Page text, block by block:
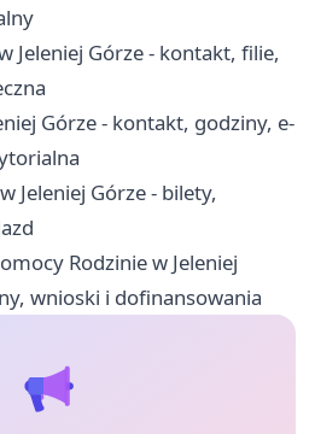
Jeleniej Górze - kontakt, filie,
Górze - kontakt, godziny, e-
Jeleniej Górze - bilety,
Rodzinie w Jeleniej
wnioski i dofinansowania